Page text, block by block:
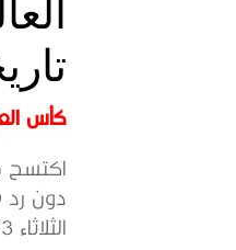
كأس
اكتسح
الثلاثاء 23...